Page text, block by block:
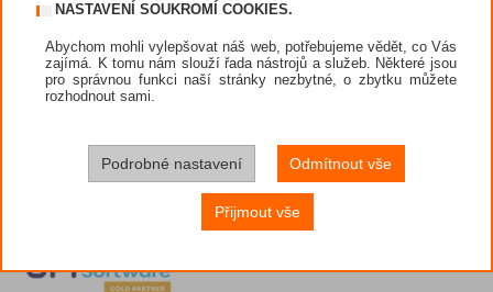
NASTAVENÍ SOUKROMÍ COOKIES.
Abychom mohli vylepšovat náš web, potřebujeme vědět, co Vás
zajímá. K tomu nám slouží řada nástrojů a služeb. Některé jsou
pro správnou funkci naší stránky nezbytné, o zbytku můžete
rozhodnout sami.
Podrobné nastavení Odmítnout vše
Přijmout vše